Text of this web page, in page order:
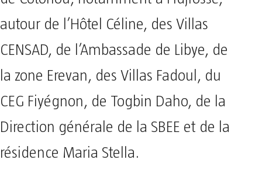
autour de l’Hôtel Céline, des Villas
CENSAD, de l’Ambassade de Libye, de
la zone Erevan, des Villas Fadoul, du
CEG Fiyégnon, de Togbin Daho, de la
Direction générale de la SBEE et de la
résidence Maria Stella.